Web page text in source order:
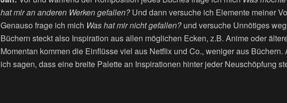
hat mir an anderen Werken gefallen?Und dann versuche ich Elemente meiner
Genauso frage ich mich Was hat mir nicht gefallen?und versuche Unnötiges
Büchern steckt also Inspiration aus allen möglichen Ecken, z.B. Anime oder
Momentan kommen die Einflüsse viel aus Netflix und Co., weniger aus
ich sagen, dass eine breite Palette an Inspirationen hinter jeder Neuschöpfung